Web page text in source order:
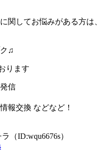
関してお悩みがある方は、
♫
ります
信
報交換 などなど！
（ID:wqu6676s）